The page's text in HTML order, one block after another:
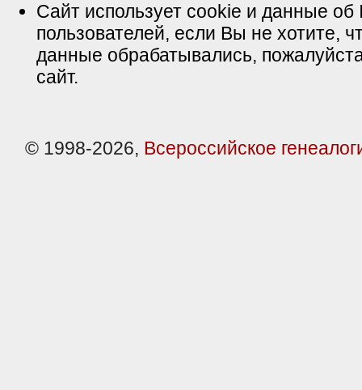
Сайт использует cookie и данные об
пользователей, если Вы не хотите,
данные обрабатывались,
сайт.
© 1998-2026, Всероссийское